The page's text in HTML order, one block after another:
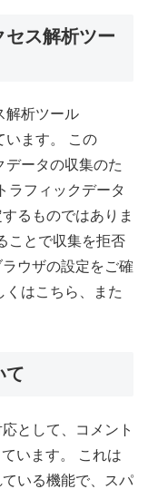
セス解析ツー
解析ツール
います。 この
ータの収集のた
ラフィックデータ
るものではありま
ことで収集を拒否
ウザの設定をご確
くはこちら、また
て
として、コメント
います。 これは
いる機能で、スパ